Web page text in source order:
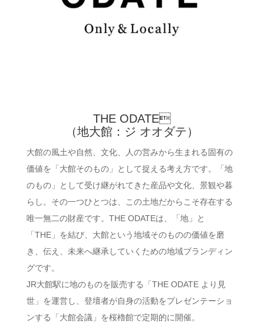
THE ODATE
（地大館：ジ オオダテ）
大館の風土や自然、文化、人の営みから生まれる固有の
価値を「大館そのもの」として捉える考え方です。「地
のもの」として受け継がれてきた産品や文化、景観や暮
らし。その一つひとつは、この土地だからこそ存在する
唯一無二の財産です。THE ODATEは、「地」と
「THE」を結び、大館という地域そのものの価値を磨
き、伝え、未来へ継承していくための地域ブランディン
グです。
JR大館駅に地のものを販売する「THE ODATE より見
世」を運営し、登壇者が自身の活動をプレゼンテーショ
ンする「大館会議」を桜櫓館で定期的に開催。